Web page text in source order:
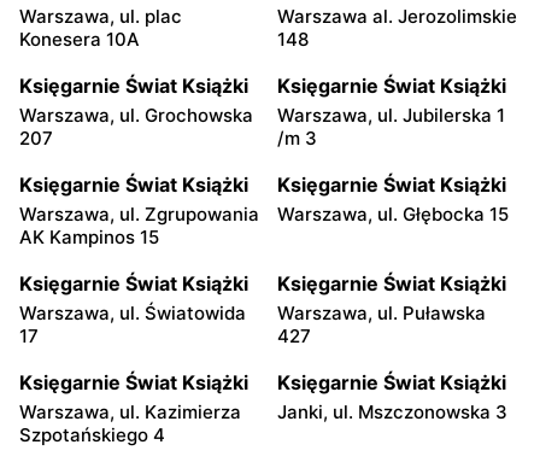
Warszawa, ul. plac
Konesera 10A
Warszawa al. Jerozolimskie
148
Księgarnie Świat Książki
Warszawa, ul. Grochowska
207
Księgarnie Świat Książki
Warszawa, ul. Jubilerska 1
/m 3
Księgarnie Świat Książki
Warszawa, ul. Zgrupowania
AK Kampinos 15
Księgarnie Świat Książki
Warszawa, ul. Głębocka 15
Księgarnie Świat Książki
Warszawa, ul. Światowida
17
Księgarnie Świat Książki
Warszawa, ul. Puławska
427
Księgarnie Świat Książki
Warszawa, ul. Kazimierza
Szpotańskiego 4
Księgarnie Świat Książki
Janki, ul. Mszczonowska 3